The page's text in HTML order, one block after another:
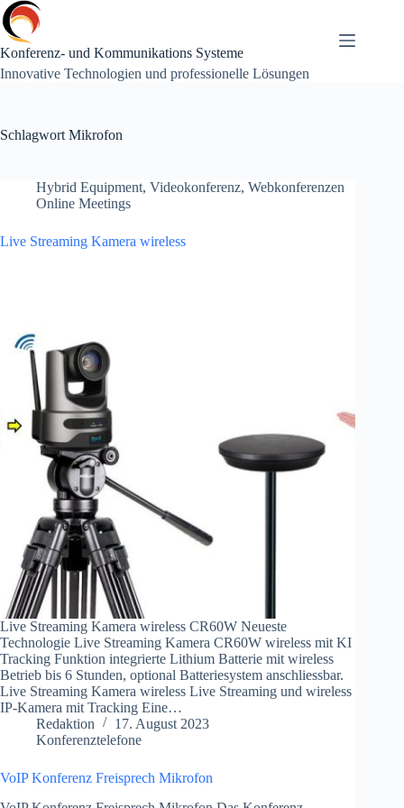
Zum
Inhalt
springen
Konferenz- und Kommunikations Systeme
Innovative Technologien und professionelle Lösungen
Schlagwort Mikrofon
Hybrid Equipment, Videokonferenz, Webkonferenzen
Online Meetings
Live Streaming Kamera wireless
Live Streaming Kamera wireless CR60W Neueste
Technologie Live Streaming Kamera CR60W wireless mit KI
Tracking Funktion integrierte Lithium Batterie mit wireless
Betrieb bis 6 Stunden, optional Batteriesystem anschliessbar.
Live Streaming Kamera wireless Live Streaming und wireless
IP-Kamera mit Tracking Eine…
Redaktion
17. August 2023
Konferenztelefone
VoIP Konferenz Freisprech Mikrofon